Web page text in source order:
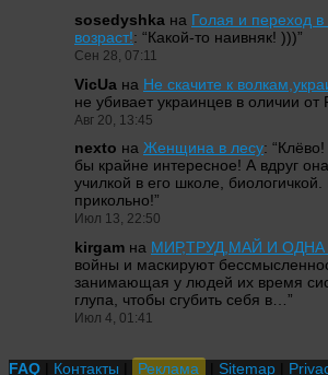
sosedyshka на Голая и переход в
возраст!: “Какой-то наивняк! )))”
Сен 28, 07:11
VicUa на Не скачите к
не убивает украинцев в оличии от
Авг 20, 13:45
nexto на Женщина в лесу: “
бы крайне интересное! А вдруг
училкой в его школе,
прикольно!”
Июл 13, 22:50
kirgam на МИР,ТРУД,МАЙ И ОДНА
войны и маскируют
занимающая у людей их время
глупа, чтобы сгубить себя в… ”
Июл 4, 01:41
FAQ Контакты Реклама Sitemap